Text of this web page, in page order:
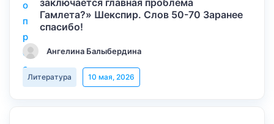
заключается главная проблема
Гамлета?» Шекспир. Слов 50-70 Заранее
спасибо!
Ангелина Балыбердина
Литература 10 мая, 2026